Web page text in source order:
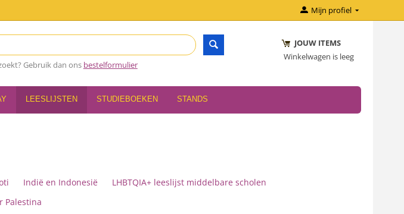
Mijn profiel
Gebruik dan ons bestelformulier
JOUW ITEMS
Winkelwagen is leeg
LEESLIJSTEN STUDIEBOEKEN STANDS
Indië en Indonesië
LHBTQIA+ leeslijst middelbare scholen
Palestina